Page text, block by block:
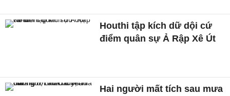
Houthi tập kích dữ dội cứ
điểm quân sự Ả Rập Xê Út
Hai người mất tích sau mưa